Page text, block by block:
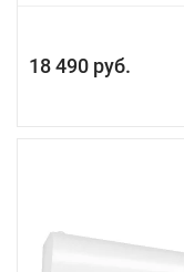
18 490 руб.